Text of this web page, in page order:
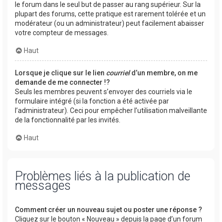
le forum dans le seul but de passer au rang supérieur. Sur la
plupart des forums, cette pratique est rarement tolérée et un
modérateur (ou un administrateur) peut facilement abaisser
votre compteur de messages.
Haut
Lorsque je clique sur le lien courrield’un membre, on me
demande de me connecter !?
Seuls les membres peuvent s’envoyer des courriels via le
formulaire intégré (si la fonction a été activée par
l’administrateur). Ceci pour empêcher l’utilisation malveillante
de la fonctionnalité par les invités.
Haut
Problèmes liés à la publication de
messages
Comment créer un nouveau sujet ou poster une réponse ?
Cliquez sur le bouton « Nouveau » depuis la page d’un forum